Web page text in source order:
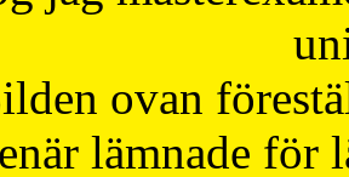
ovan
lämnade för